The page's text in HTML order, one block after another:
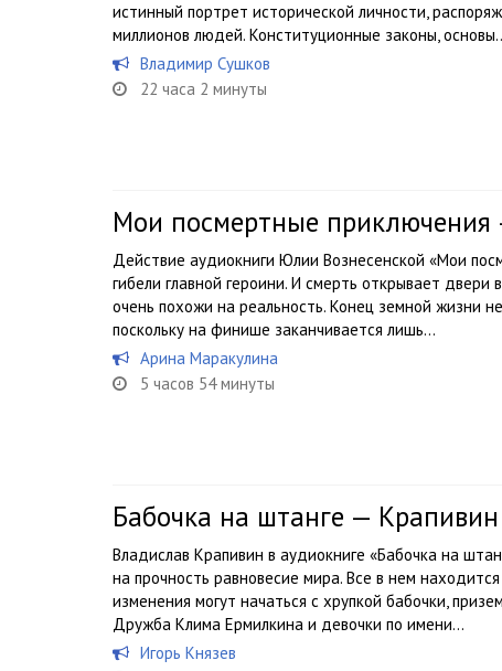
истинный портрет исторической личности,
миллионов людей. Конституционные законы,
Владимир Сушков
22 часа 2 минуты
Мои посмертные приключения
Действие аудиокниги Юлии Вознесенской «Мои
гибели главной героини. И смерть открывает
очень похожи на реальность. Конец земной жизни
поскольку на финише заканчивается лишь...
Арина Маракулина
5 часов 54 минуты
Бабочка на штанге —
Владислав Крапивин в аудиокниге «Бабочка на
на прочность равновесие мира. Все в нем
изменения могут начаться с хрупкой бабочки,
Дружба Клима Ермилкина и девочки по имени...
Игорь Князев